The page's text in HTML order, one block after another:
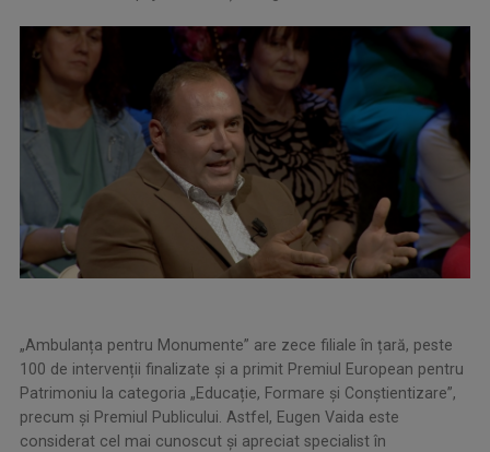
„Ambulanța pentru Monumente” are zece filiale în țară, peste
100 de intervenții finalizate și a primit Premiul European pentru
Patrimoniu la categoria „Educație, Formare și Conștientizare”,
precum și Premiul Publicului. Astfel, Eugen Vaida este
considerat cel mai cunoscut și apreciat specialist în